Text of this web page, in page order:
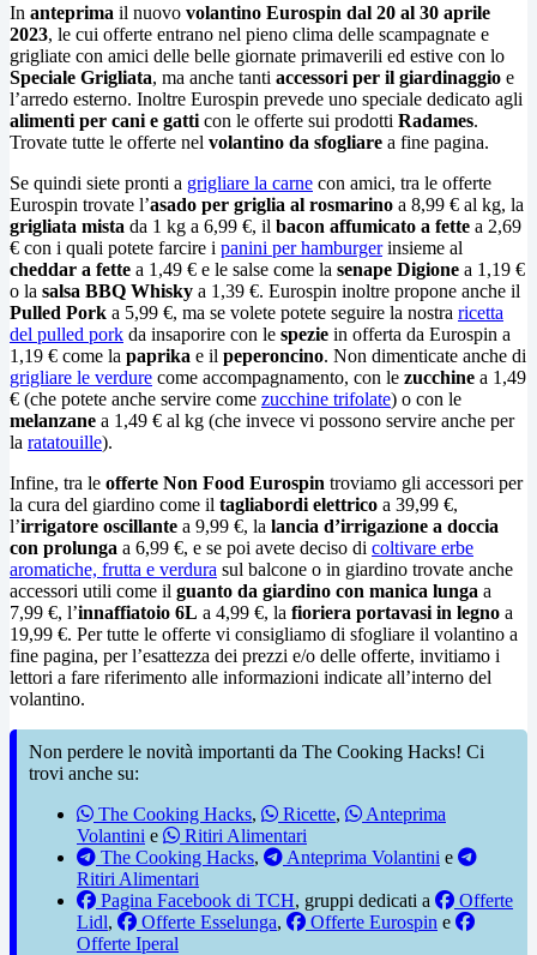
In anteprima il nuovo volantino Eurospin dal 20 al 30 aprile
2023, le cui offerte entrano nel pieno clima delle scampagnate e
grigliate con amici delle belle giornate primaverili ed estive con lo
Speciale Grigliata, ma anche tanti accessori per il giardinaggio e
l’arredo esterno. Inoltre Eurospin prevede uno speciale dedicato agli
alimenti per cani e gatti con le offerte sui prodotti Radames.
Trovate tutte le offerte nel volantino da sfogliare a fine pagina.
Se quindi siete pronti a grigliare la carne con amici, tra le offerte
Eurospin trovate l’asado per griglia al rosmarino a 8,99 € al kg, la
grigliata mista da 1 kg a 6,99 €, il bacon affumicato a fette a 2,69
€ con i quali potete farcire i panini per hamburgerinsieme al
cheddar a fette a 1,49 € e le salse come la senape Digione a 1,19 €
o la salsa BBQ Whisky a 1,39 €. Eurospin inoltre propone anche il
Pulled Pork a 5,99 €, ma se volete potete seguire la nostra ricetta
del pulled pork da insaporire con le spezie in offerta da Eurospin a
1,19 € come la paprika e il peperoncino. Non dimenticate anche di
grigliare le verdure come accompagnamento, con le zucchine a 1,49
€ (che potete anche servire come zucchine trifolate) o con le
melanzane a 1,49 € al kg (che invece vi possono servire anche per
la ratatouille).
Infine, tra le offerte Non Food Eurospin troviamo gli accessori per
la cura del giardino come il tagliabordi elettrico a 39,99 €,
l’irrigatore oscillante a 9,99 €, la lancia d’irrigazione a doccia
con prolunga a 6,99 €, e se poi avete deciso di coltivare erbe
aromatiche, frutta e verdura sul balcone o in giardino trovate anche
accessori utili come il guanto da giardino con manica lunga a
7,99 €, l’innaffiatoio 6L a 4,99 €, la fioriera portavasi in legno a
19,99 €. Per tutte le offerte vi consigliamo di sfogliare il volantino a
fine pagina, per l’esattezza dei prezzi e/o delle offerte, invitiamo i
lettori a fare riferimento alle informazioni indicate all’interno del
volantino.
Non perdere le novità importanti da The Cooking Hacks! Ci
trovi anche su:
The Cooking Hacks, Ricette,
Anteprima
Volantini e
Ritiri Alimentari
The Cooking Hacks, Anteprima Volantini e
Ritiri Alimentari
Pagina Facebook di TCH, gruppi dedicati a
Offerte
Lidl, Offerte Esselunga, Offerte Eurospin e
Offerte Iperal